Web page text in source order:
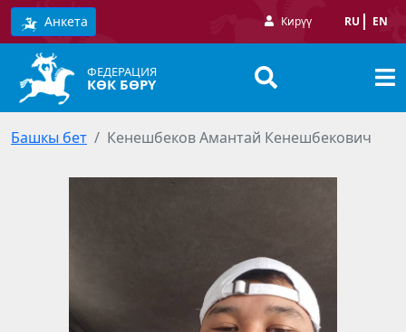
Анкета Кирүү RU EN
ФЕДЕРАЦИЯ
КӨК БӨРҮ
Башкы бет Кенешбеков Амантай Кенешбекович